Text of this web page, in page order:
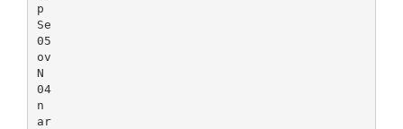
p
Se
05
ov
N
04
n
ar